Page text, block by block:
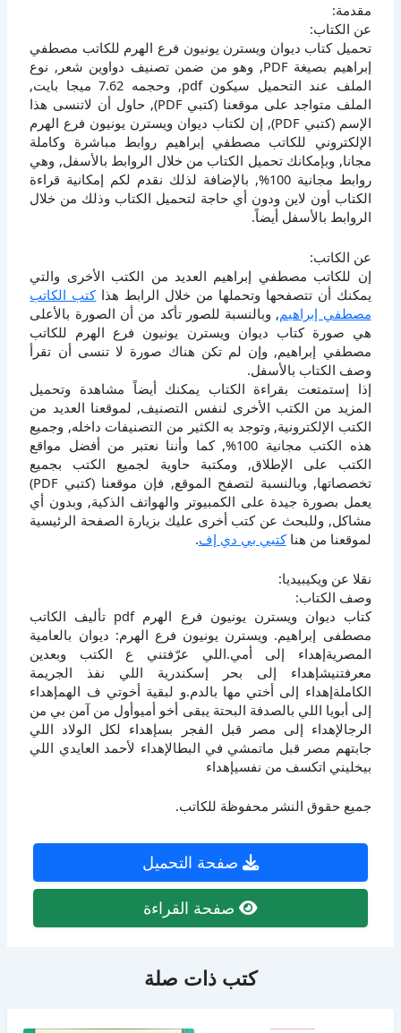
مقدمة:
عن الكتاب:
تحميل كتاب ديوان ويسترن يونيون فرع الهرم للكاتب مصطفي
إبراهيم بصيغة PDF, وهو من ضمن تصنيف دواوين شعر, نوع
الملف عند التحميل سيكون pdf, وحجمه 7.62 ميجا بايت,
الملف متواجد على موقعنا (كتبي PDF), حاول أن لاتنسى هذا
الإسم (كتبي PDF), إن لكتاب ديوان ويسترن يونيون فرع الهرم
الإلكتروني للكاتب مصطفي إبراهيم روابط مباشرة وكاملة
مجانا, وبإمكانك تحميل الكتاب من خلال الروابط بالأسفل, وهي
روابط مجانية 100%, بالإضافة لذلك نقدم لكم إمكانية قراءة
الكتاب أون لاين ودون أي حاجة لتحميل الكتاب وذلك من خلال
الروابط بالأسفل أيضاً.
عن الكاتب:
إن للكاتب مصطفي إبراهيم العديد من الكتب الأخرى والتي
يمكنك أن تتصفحها وتحملها من خلال الرابط هذاكتب الكاتب
مصطفي إبراهيم, وبالنسبة للصور تأكد من أن الصورة بالأعلى
هي صورة كتاب ديوان ويسترن يونيون فرع الهرم للكاتب
مصطفي إبراهيم, وإن لم تكن هناك صورة لا تنسى أن تقرأ
وصف الكتاب بالأسفل.
إذا إستمتعت بقراءة الكتاب يمكنك أيضاً مشاهدة وتحميل
المزيد من الكتب الأخرى لنفس التصنيف, لموقعنا العديد من
الكتب الإلكترونية, وتوجد به الكثير من التصنيفات داخله, وجميع
هذه الكتب مجانية 100%, كما وأننا نعتبر من أفضل مواقع
الكتب على الإطلاق, ومكتبة حاوية لجميع الكتب بجميع
تخصصاتها, وبالنسبة لتصفح الموقع, فإن موقعنا (كتبي PDF)
يعمل بصورة جيدة على الكمبيوتر والهواتف الذكية, وبدون أي
مشاكل, وللبحث عن كتب أخرى عليك بزيارة الصفحة الرئيسية
لموقعنا من هناكتبي بي دي إف.
نقلا عن ويكيبيديا:
وصف الكتاب:
كتاب ديوان ويسترن يونيون فرع الهرم pdf تأليف الكاتب
مصطفى إبراهيم. ويسترن يونيون فرع الهرم: ديوان بالعامية
المصريةإهداء إلى أمي.اللي عرّفتني ع الكتب وبعدين
معرفتنيشإهداء إلى بحر إسكندرية اللي نفذ الجريمة
الكاملةإهداء إلى أختي مها بالدم.و لبقية أخوتي ف الهمإهداء
إلى أبويا اللي بالصدفة البحتة يبقى أخو أميوأول من آمن بي من
الرجالإهداء إلى مصر قبل الفجر بسإهداء لكل الولاد اللي
جابتهم مصر قبل ماتمشي في البطالإهداء لأحمد العايدي اللي
بيخليني اتكسف من نفسيإهداء
جميع حقوق النشر محفوظة للكاتب.
صفحة التحميل
صفحة القراءة
كتب ذات صلة